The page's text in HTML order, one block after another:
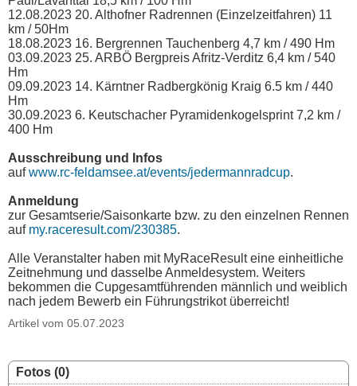
12.08.2023 20. Althofner Radrennen (Einzelzeitfahren) 11
km / 50Hm
18.08.2023 16. Bergrennen Tauchenberg 4,7 km / 490 Hm
03.09.2023 25. ARBÖ Bergpreis Afritz-Verditz 6,4 km / 540
Hm
09.09.2023 14. Kärntner Radbergkönig Kraig 6.5 km / 440
Hm
30.09.2023 6. Keutschacher Pyramidenkogelsprint 7,2 km /
400 Hm
Ausschreibung und Infos
aufwww.rc-feldamsee.at/events/jedermannradcup.
Anmeldung
zur Gesamtserie/Saisonkarte bzw. zu den einzelnen Rennen
auf my.raceresult.com/230385.
Alle Veranstalter haben mit MyRaceResult eine einheitliche
Zeitnehmung und dasselbe Anmeldesystem. Weiters
bekommen die Cupgesamtführenden männlich und weiblich
nach jedem Bewerb ein Führungstrikot überreicht!
Artikel vom 05.07.2023
Fotos (0)